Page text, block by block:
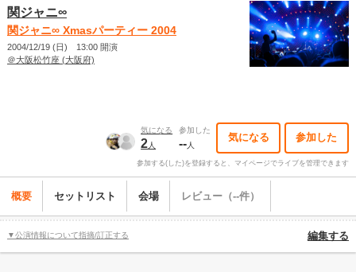
関ジャニ∞
関ジャニ∞ Xmasパーティー 2004
2004/12/19 (日) 13:00 開演
＠大阪松竹座 (大阪府)
気になる
2人
参加した
--人
気になる 参加した
参加する(した)を登録すると、マイページでライブを管理できます
概要 セットリスト 会場 レビュー（--件）
▼公演情報について指摘/訂正する 編集する